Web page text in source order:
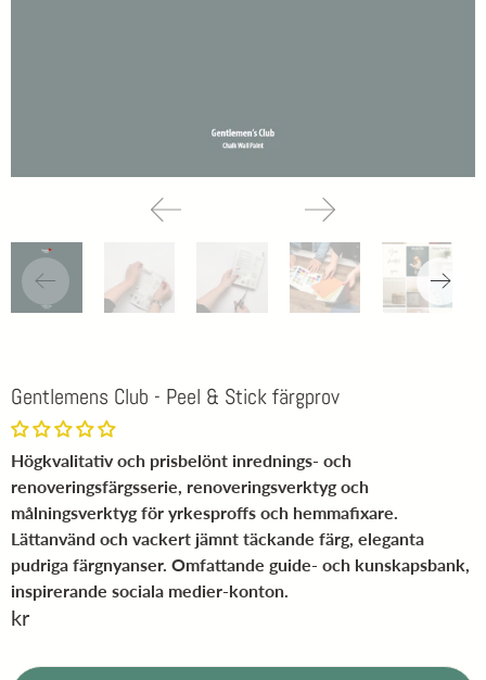
Gentlemens Club - Peel & Stick färgprov
Högkvalitativ och prisbelönt inrednings- och
renoveringsfärgsserie, renoveringsverktyg och
målningsverktyg för yrkesproffs och hemmafixare.
Lättanvänd och vackert jämnt täckande färg, eleganta
pudriga färgnyanser. Omfattande guide- och kunskapsbank,
inspirerande sociala medier-konton.
kr